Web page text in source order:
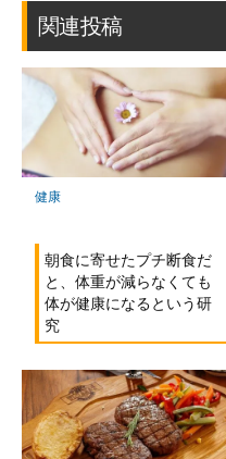
ー
ク
に
保
存
関連投稿
健康
朝食に寄せたプチ断食だ
と、体重が減らなくても
体が健康になるという研
究